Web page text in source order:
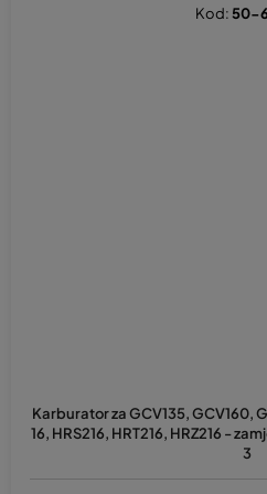
Karburator za GCV135, GCV160,
16, HRS216, HRT216, HRZ216 -
3
Kod: 50-